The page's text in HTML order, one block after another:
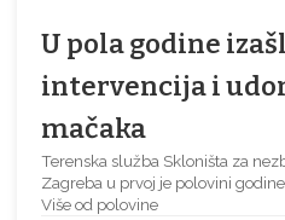
U pola godine
intervencija i
mačaka
Terenska služba Skloništa za
Zagreba u prvoj je polovini
Više od polovine